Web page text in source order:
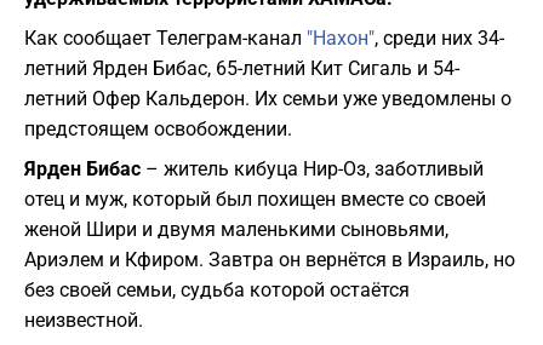
Как сообщает Телеграм-канал "Нахон", среди них 34-
летний Ярден Бибас, 65-летний Кит Сигаль и 54-
летний Офер Кальдерон. Их семьи уже уведомлены о
предстоящем освобождении.
Ярден Бибас – житель кибуца Нир-Оз, заботливый
отец и муж, который был похищен вместе со своей
женой Шири и двумя маленькими сыновьями,
Ариэлем и Кфиром. Завтра он вернётся в Израиль, но
без своей семьи, судьба которой остаётся
неизвестной.